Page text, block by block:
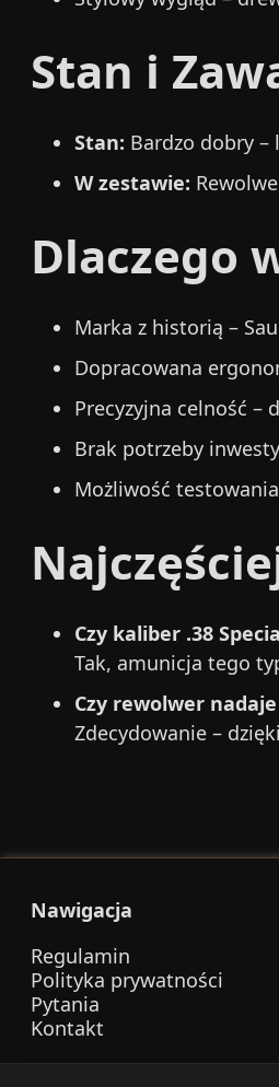
Stan i
Stan: Bardzo dobry
W zestawie:
Dlaczego
Marka z historią –
Dopracowana
Precyzyjna celność –
Brak potrzeby
Możliwość
Czy kaliber .38
Tak, amunicja tego
Czy rewolwer
Zdecydowanie –
Nawigacja
Regulamin
Polityka prywatności
Pytania
Kontakt